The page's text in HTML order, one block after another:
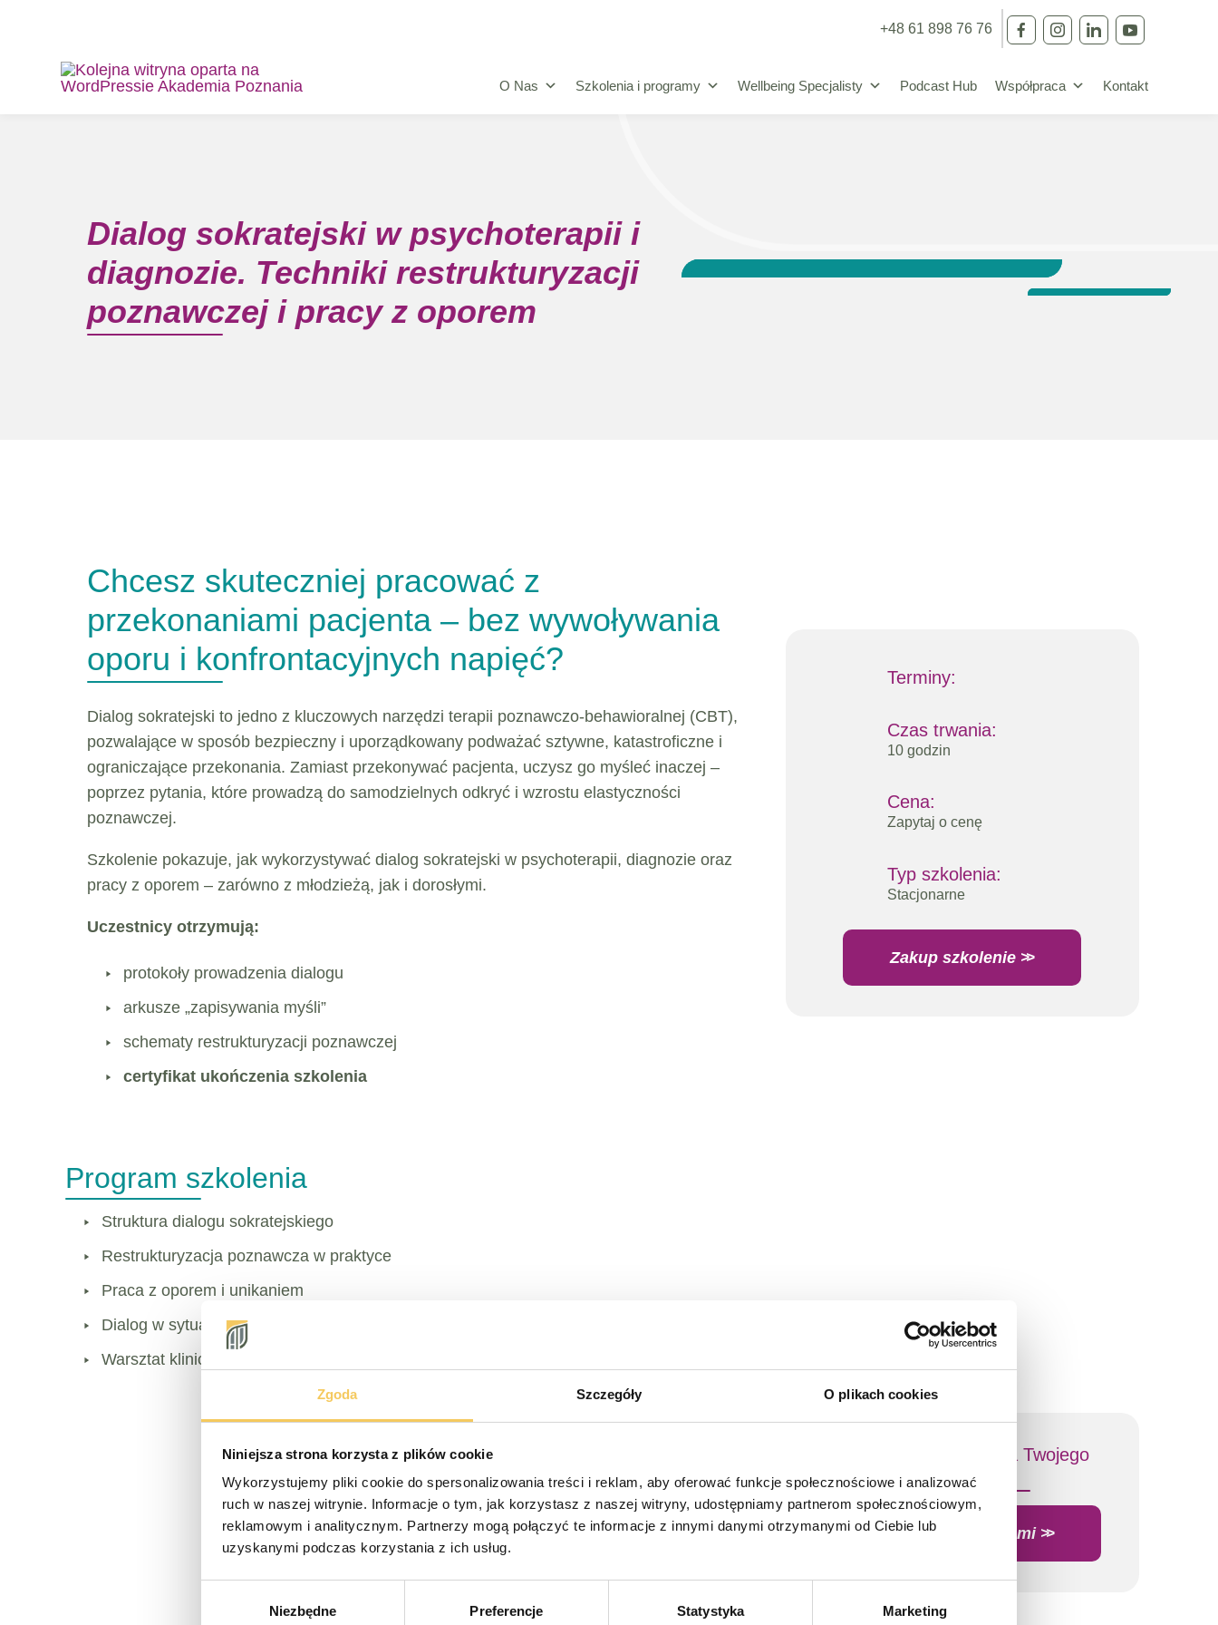
Zgoda Szczegóły O plikach cookies
Niniejsza strona korzysta z plików cookie
Wykorzystujemy pliki cookie do spersonalizowania treści i reklam, aby oferować funkcje społecznościowe i analizować
ruch w naszej witrynie. Informacje o tym, jak korzystasz z naszej witryny, udostępniamy partnerom społecznościowym,
reklamowym i analitycznym. Partnerzy mogą połączyć te informacje z innymi danymi otrzymanymi od Ciebie lub
uzyskanymi podczas korzystania z ich usług.
Niezbędne Preferencje Statystyka Marketing
+48 61 898 76 76
O Nas Szkolenia i programy Wellbeing Specjalisty Podcast Hub Współpraca Kontakt
Dialog sokratejski w psychoterapii i
diagnozie. Techniki restrukturyzacji
poznawczej i pracy z oporem
Chcesz skuteczniej pracować z
przekonaniami pacjenta – bez wywoływania
oporu i konfrontacyjnych napięć?
Dialog sokratejski to jedno z kluczowych narzędzi terapii poznawczo-behawioralnej (CBT),
pozwalające w sposób bezpieczny i uporządkowany podważać sztywne, katastroficzne i
ograniczające przekonania. Zamiast przekonywać pacjenta, uczysz go myśleć inaczej –
poprzez pytania, które prowadzą do samodzielnych odkryć i wzrostu elastyczności
poznawczej.
Szkolenie pokazuje, jak wykorzystywać dialog sokratejski w psychoterapii, diagnozie oraz
pracy z oporem – zarówno z młodzieżą, jak i dorosłymi.
Uczestnicy otrzymują:
protokoły prowadzenia dialogu
arkusze „zapisywania myśli”
schematy restrukturyzacji poznawczej
certyfikat ukończenia szkolenia
Terminy:
Czas trwania:
10 godzin
Cena:
Zapytaj o cenę
Typ szkolenia:
Stacjonarne
Zakup szkolenie
Program szkolenia
Struktura dialogu sokratejskiego
Restrukturyzacja poznawcza w praktyce
Praca z oporem i unikaniem
Dialog w sytuacjach granicznych
Warsztat kliniczny i triaż
Zapytaj o szkolenie dla Twojego
zespołu
Skontaktuj się z nami